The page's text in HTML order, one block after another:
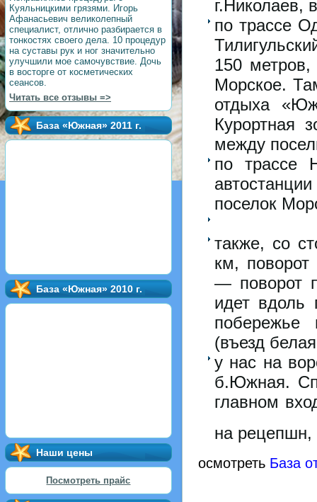
Куяльницкими грязями. Игорь
Афанасьевич великолепный
специалист, отлично разбирается в
тонкостях своего дела. 10 процедур
на суставы рук и ног значительно
улучшили мое самочувствие. Дочь
в восторге от косметических
сеансов.
Читать все отзывы =>
База «Южная» 2011 г.
База «Южная» 2010 г.
Наши цены
Посмотреть прайс
г.Николаев,
по трассе
150 метров,
Морское.
отдыха
Курортная
между
по трассе
поселок
также, со
км,
— поворот
идет вдоль
побережье
(въезд
у нас на
б.Южная.
главном
на
осмотреть База